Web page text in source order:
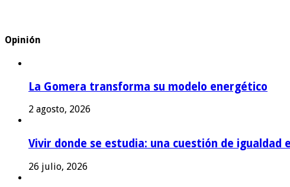
Opinión
La Gomera transforma su modelo energético
2 agosto, 2026
Vivir donde se estudia: una cuestión de igualdad
26 julio, 2026